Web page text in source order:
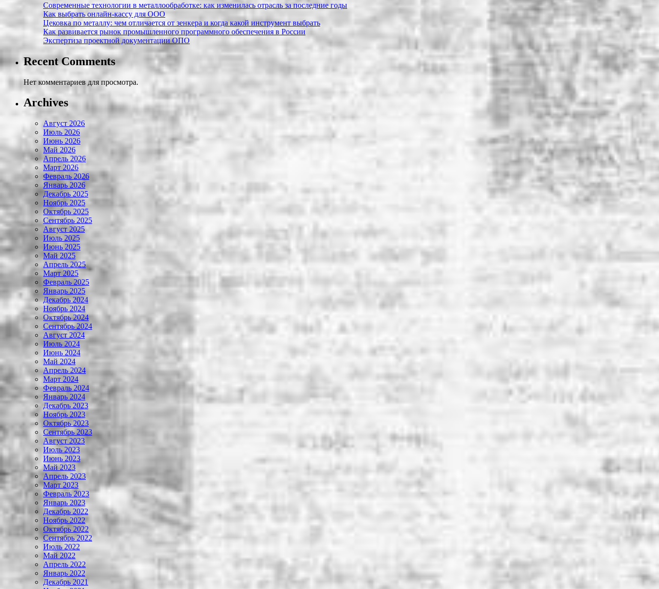
Современные технологии в металлообработке: как изменилась отрасль за последние годы
Как выбрать онлайн-кассу для ООО
Цековка по металлу: чем отличается от зенкера и когда какой инструмент выбрать
Как развивается рынок промышленного программного обеспечения в России
Экспертиза проектной документации ОПО
Recent Comments
Нет комментариев для просмотра.
Archives
Август 2026
Июль 2026
Июнь 2026
Май 2026
Апрель 2026
Март 2026
Февраль 2026
Январь 2026
Декабрь 2025
Ноябрь 2025
Октябрь 2025
Сентябрь 2025
Август 2025
Июль 2025
Июнь 2025
Май 2025
Апрель 2025
Март 2025
Февраль 2025
Январь 2025
Декабрь 2024
Ноябрь 2024
Октябрь 2024
Сентябрь 2024
Август 2024
Июль 2024
Июнь 2024
Май 2024
Апрель 2024
Март 2024
Февраль 2024
Январь 2024
Декабрь 2023
Ноябрь 2023
Октябрь 2023
Сентябрь 2023
Август 2023
Июль 2023
Июнь 2023
Май 2023
Апрель 2023
Март 2023
Февраль 2023
Январь 2023
Декабрь 2022
Ноябрь 2022
Октябрь 2022
Сентябрь 2022
Июль 2022
Май 2022
Апрель 2022
Январь 2022
Декабрь 2021